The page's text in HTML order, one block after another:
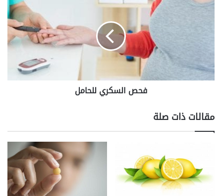
السكري
للحامل
فحص السكري للحامل
مقالات ذات صلة